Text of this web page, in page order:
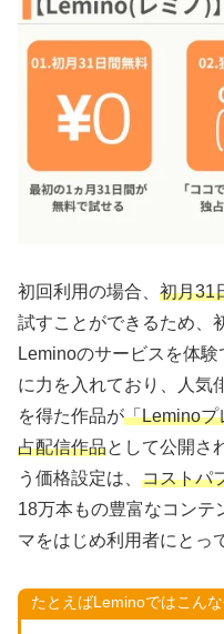
初回利用の場合、 初月31
試すことができるため、
Leminoのサービスを体
に力を入れており、人気
を得た作品が「Leminoプ
占配信作品として公開さ
う価格設定は、 コストパ
18万本もの豊富なコンテ
マをはじめ利用者にとっ
たとえばLeminoではこん